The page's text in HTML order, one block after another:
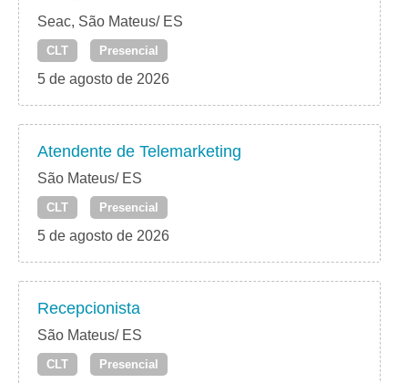
Seac, São Mateus/ ES
CLT Presencial
5 de agosto de 2026
Atendente de Telemarketing
São Mateus/ ES
CLT Presencial
5 de agosto de 2026
Recepcionista
São Mateus/ ES
CLT Presencial